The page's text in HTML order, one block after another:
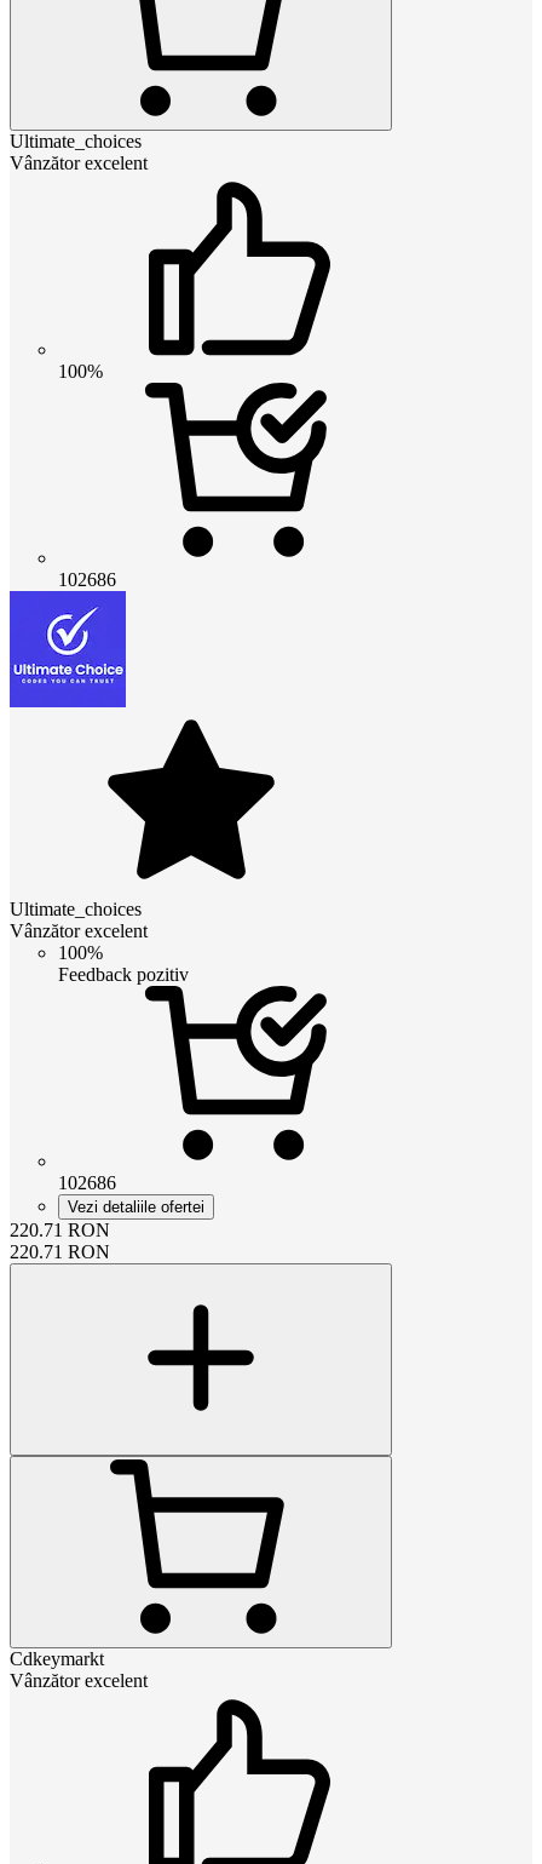
Ultimate_choices
Vânzător excelent
100%
102686
Ultimate_choices
Vânzător excelent
100%
Feedback pozitiv
102686
Vezi detaliile ofertei
220.71 RON
220.71 RON
Cdkeymarkt
Vânzător excelent